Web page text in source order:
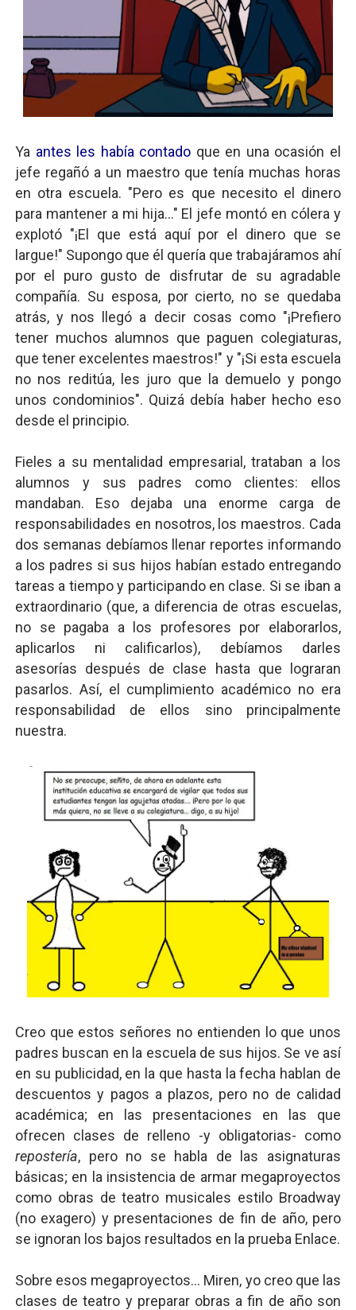
Ya antes les había contado que en una ocasión el
jefe regañó a un maestro que tenía muchas horas
en otra escuela. "Pero es que necesito el dinero
para mantener a mi hija..." El jefe montó en cólera y
explotó "¡El que está aquí por el dinero que se
largue!" Supongo que él quería que trabajáramos ahí
por el puro gusto de disfrutar de su agradable
compañía. Su esposa, por cierto, no se quedaba
atrás, y nos llegó a decir cosas como "¡Prefiero
tener muchos alumnos que paguen colegiaturas,
que tener excelentes maestros!" y "¡Si esta escuela
no nos reditúa, les juro que la demuelo y pongo
unos condominios". Quizá debía haber hecho eso
desde el principio.
Fieles a su mentalidad empresarial, trataban a los
alumnos y sus padres como clientes: ellos
mandaban. Eso dejaba una enorme carga de
responsabilidades en nosotros, los maestros. Cada
dos semanas debíamos llenar reportes informando
a los padres si sus hijos habían estado entregando
tareas a tiempo y participando en clase. Si se iban a
extraordinario (que, a diferencia de otras escuelas,
no se pagaba a los profesores por elaborarlos,
aplicarlos ni calificarlos), debíamos darles
asesorías después de clase hasta que lograran
pasarlos. Así, el cumplimiento académico no era
responsabilidad de ellos sino principalmente
nuestra.
Creo que estos señores no entienden lo que unos
padres buscan en la escuela de sus hijos. Se ve así
en su publicidad, en la que hasta la fecha hablan de
descuentos y pagos a plazos, pero no de calidad
académica; en las presentaciones en las que
ofrecen clases de relleno -y obligatorias- como
repostería, pero no se habla de las asignaturas
básicas; en la insistencia de armar megaproyectos
como obras de teatro musicales estilo Broadway
(no exagero) y presentaciones de fin de año, pero
se ignoran los bajos resultados en la prueba Enlace.
Sobre esos megaproyectos... Miren, yo creo que las
clases de teatro y preparar obras a fin de año son